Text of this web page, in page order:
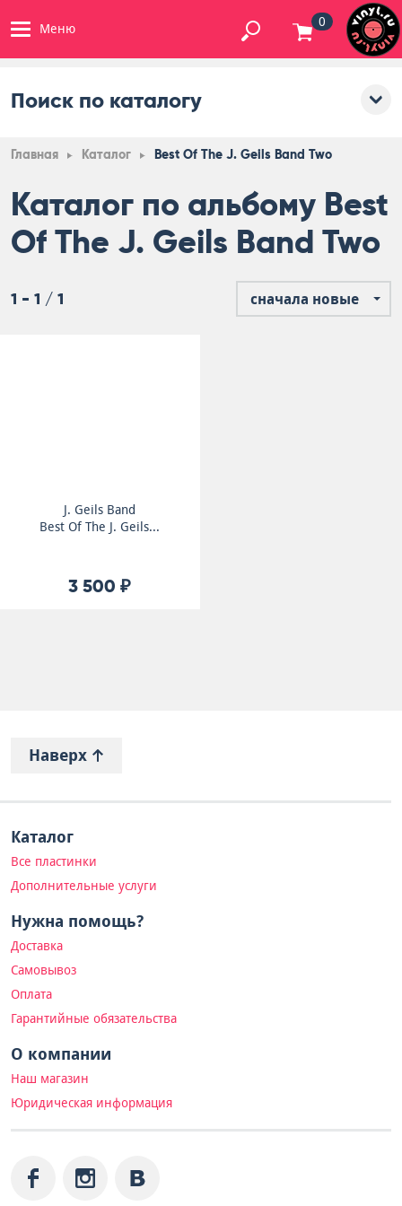
Меню 0
Поиск по каталогу
Главная Каталог Best Of The J. Geils Band Two
Каталог по альбому Best
Of The J. Geils Band Two
1 - 1 / 1 сначала новые
J. Geils Band
Best Of The J. Geils...
3 500 ₽
Наверх
Каталог
Все пластинки
Дополнительные услуги
Нужна помощь?
Доставка
Самовывоз
Оплата
Гарантийные обязательства
О компании
Наш магазин
Юридическая информация